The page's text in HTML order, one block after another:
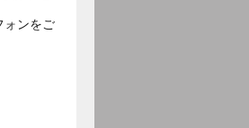
ォンをご